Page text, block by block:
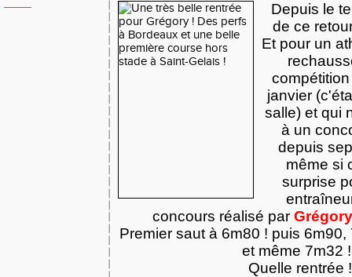
Depuis le
de ce
Et pour un
janvier
salle) et qui
à un
depuis
même si
surprise
concours réalisé par
Premier saut à 6m80 ! puis
et même 7m32
Quelle rentrée !